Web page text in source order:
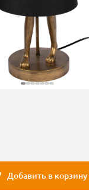
Добавить в корзину